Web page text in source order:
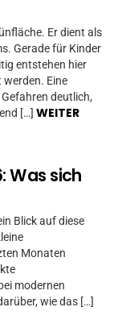
Er dient als
Gerade für Kinder
entstehen hier
Eine
deutlich,
[…] WEITER
Was sich
Blick auf diese
Monaten
modernen
wie das […]